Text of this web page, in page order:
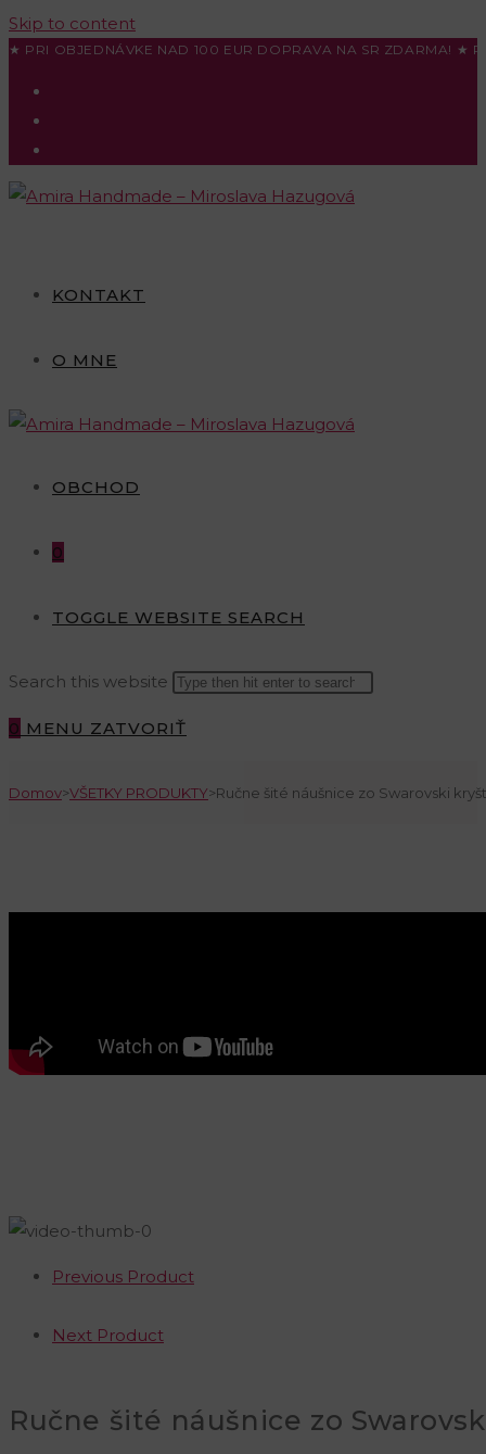
Skip to content
★ PRI OBJEDNÁVKE NAD 100 EUR DOPRAVA NA SR ZDARMA! ★
KONTAKT
O MNE
OBCHOD
0
TOGGLE WEBSITE SEARCH
Search this website
0 MENU ZATVORIŤ
Domov>VŠETKY PRODUKTY>Ručne šité náušnice zo Swarovski
Previous Product
Next Product
Ručne šité náušnice zo